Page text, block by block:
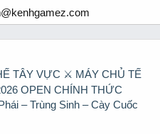
TÂY VỰC ⚔️ MÁY CHỦ TẾ
OPEN CHÍNH THỨC
– Trùng Sinh – Cày Cuốc